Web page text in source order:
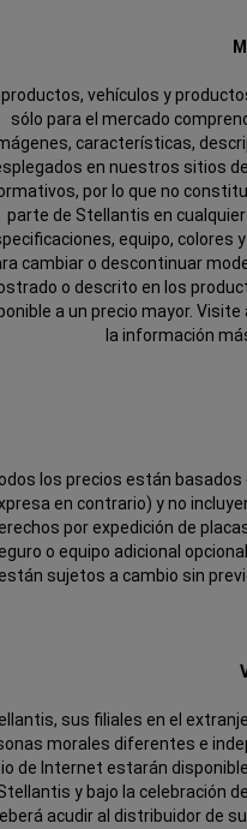
productos, vehículos y
sólo para el mercado
características,
en nuestros sitios
por lo que no
parte de Stellantis en
equipo,
cambiar o descontinuar
o descrito en los
a un precio mayor.
la información
los precios están basados
en contrario) y no
por expedición de
o equipo adicional
están sujetos a cambio sin
sus filiales en el
morales diferentes e
de Internet estarán
y bajo la celebración
acudir al distribuidor de